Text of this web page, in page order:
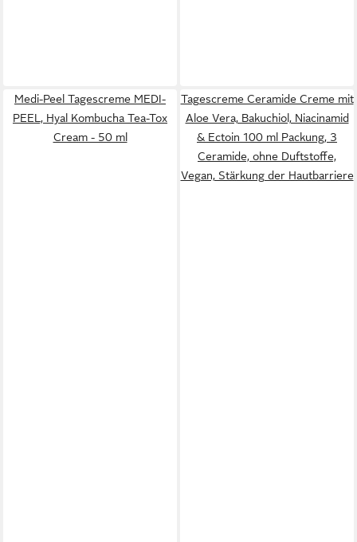
Medi-Peel Tagescreme MEDI-
PEEL, Hyal Kombucha Tea-Tox
Cream - 50 ml
Tagescreme Ceramide Creme mit
Aloe Vera, Bakuchiol, Niacinamid
& Ectoin 100 ml Packung, 3
Ceramide, ohne Duftstoffe,
Vegan, Stärkung der Hautbarriere